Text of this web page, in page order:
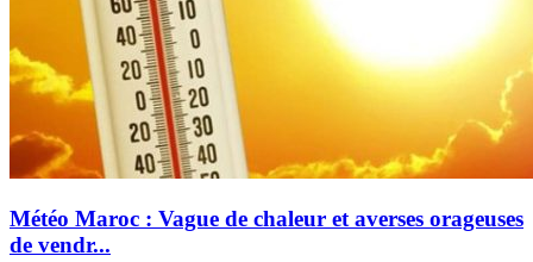
Météo Maroc : Vague de chaleur et averses orageuses
de vendr...